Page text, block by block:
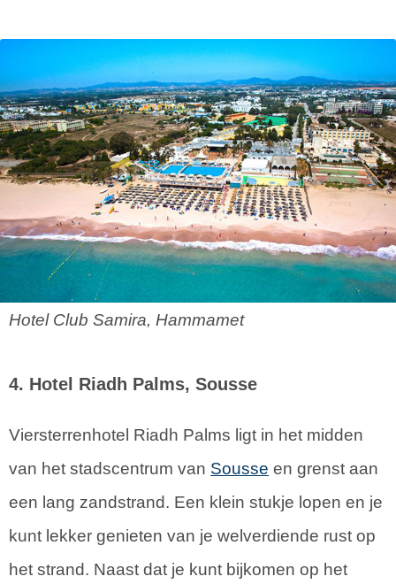
Hotel Club Samira, Hammamet
4. Hotel Riadh Palms, Sousse
Viersterrenhotel Riadh Palms ligt in het midden
van het stadscentrum van Sousse en grenst aan
een lang zandstrand. Een klein stukje lopen en je
kunt lekker genieten van je welverdiende rust op
het strand. Naast dat je kunt bijkomen op het